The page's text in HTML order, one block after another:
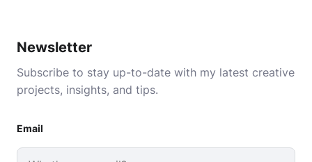
Newsletter
Subscribe to stay up-to-date with my latest creative
projects, insights, and tips.
Email